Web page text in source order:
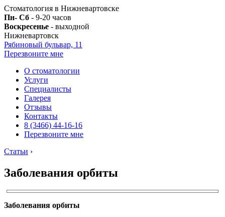
Стоматология в Нижневартовске
Пн- Сб - 9-20 часов
Воскресенье - выходной
Нижневартовск
Рябиновый бульвар, 11
Перезвоните мне
О стоматологии
Услуги
Специалисты
Галерея
Отзывы
Контакты
8 (3466) 44-16-16
Перезвоните мне
Статьи ›
Заболевания орбиты
Заболевания орбиты